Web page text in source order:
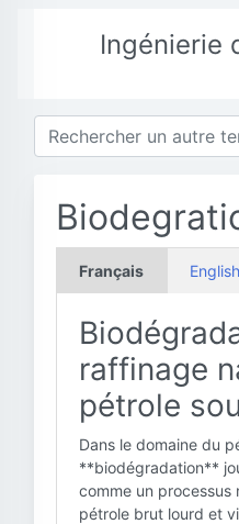
Ingénierie
Français English
raffinage
pétrole
Dans le domaine du
**biodégradation**
comme un processus
pétrole brut lourd et